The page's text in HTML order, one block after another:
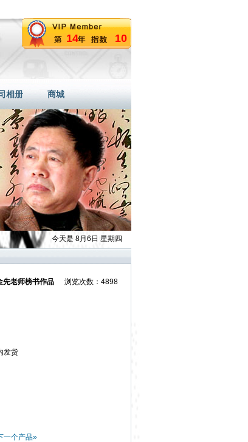
14 10
相册 商城
今天是 8月6日 星期四
浏览次数：4898
先老师榜书作品
发货
一个产品»